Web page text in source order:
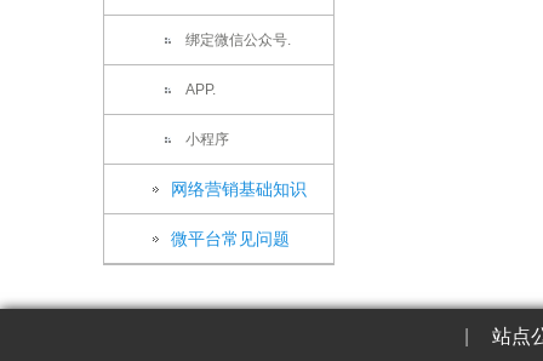
绑定微信公众号.
APP.
小程序
网络营销基础知识
微平台常见问题
站点